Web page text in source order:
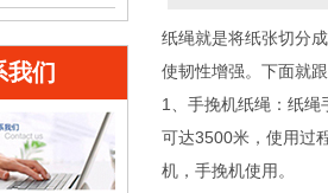
我们
纸绳就是将纸张切分
使韧性增强。下面就
1、手挽机纸绳：纸绳
可达3500米，使用过
机，手挽机使用。